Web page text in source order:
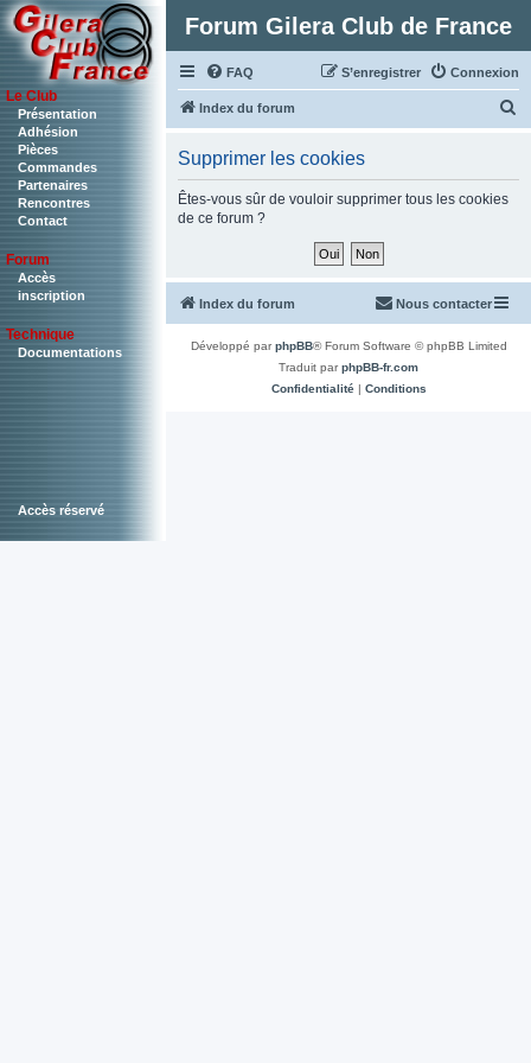
Le Club
Présentation
Adhésion
Pièces
Commandes
Partenaires
Rencontres
Contact
Forum
Accès
inscription
Technique
Documentations
Accès réservé
Forum Gilera Club de France
FAQ Connexion
S’enregistrer
Index du forum
Supprimer les cookies
Êtes-vous sûr de vouloir supprimer tous les cookies
de ce forum ?
Index du forum Nous contacter
Développé parphpBB® Forum Software © phpBB Limited
Traduit parphpBB-fr.com
Confidentialité| Conditions